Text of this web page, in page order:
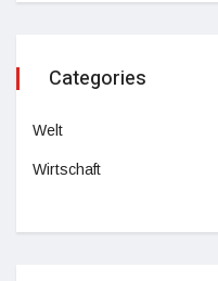
Categories
Welt
Wirtschaft